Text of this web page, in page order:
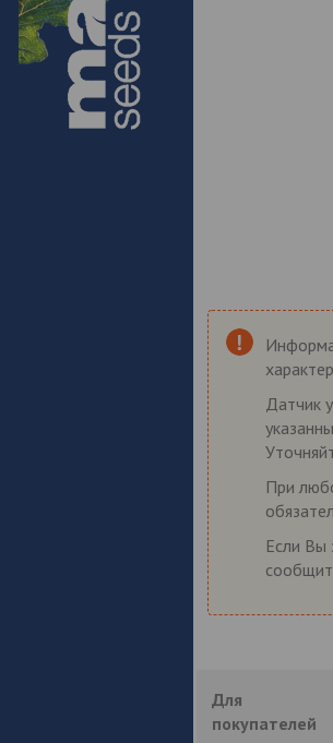
Датчик
При
Если Вы
Для
покупателей